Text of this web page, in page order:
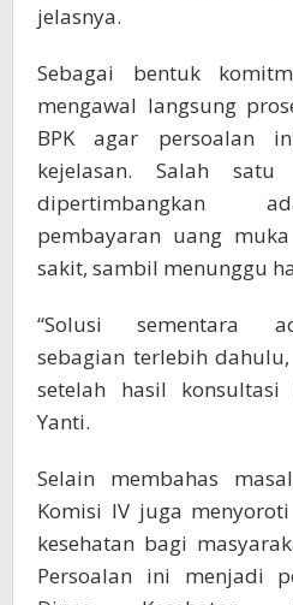
jelasnya.
Sebagai bentuk
mengawal langsung
BPK agar persoalan
kejelasan. Salah
dipertimbangkan
pembayaran uang
sakit, sambil menunggu
“Solusi sementara
sebagian terlebih
setelah hasil
Yanti.
Selain membahas
Komisi IV juga
kesehatan bagi
Persoalan ini menjadi